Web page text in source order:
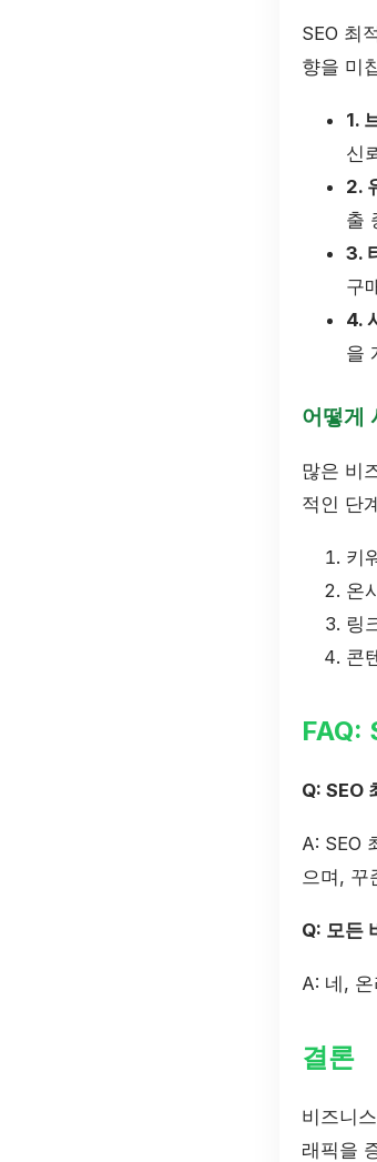
SEO 최
향을 미
1.
신
2.
출
3.
구
4.
을
어떻게
많은 비
적인 단
키
온
링
콘
FAQ:
Q: SEO
A: SEO
으며, 꾸
Q: 모든
A: 네,
결론
비즈니
래픽을